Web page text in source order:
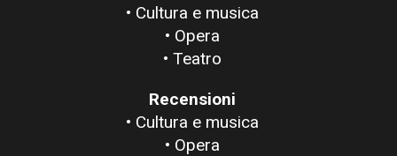
• Cultura e musica
• Opera
• Teatro
Recensioni
• Cultura e musica
• Opera